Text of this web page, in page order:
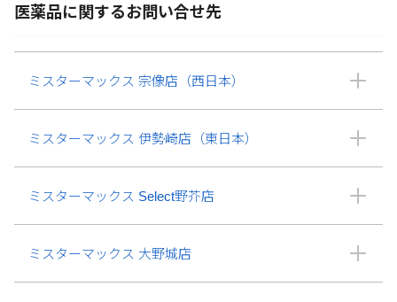
医薬品に関するお問い合せ先
ミスターマックス 宗像店（西日本）
ミスターマックス 伊勢崎店（東日本）
ミスターマックス Select野芥店
ミスターマックス 大野城店